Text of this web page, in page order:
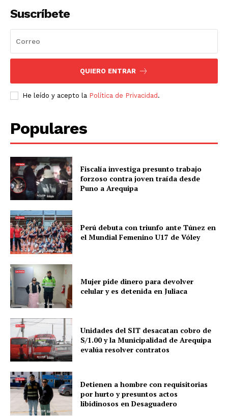
Suscríbete
QUIERO ENTRAR
He leído y acepto la Política de Privacidad.
Populares
Fiscalía investiga presunto trabajo
forzoso contra joven traída desde
Puno a Arequipa
Perú debuta con triunfo ante Túnez en
el Mundial Femenino U17 de Vóley
Mujer pide dinero para devolver
celular y es detenida en Juliaca
Unidades del SIT desacatan cobro de
S/1.00 y la Municipalidad de Arequipa
evalúa resolver contratos
Detienen a hombre con requisitorias
por hurto y presuntos actos
libidinosos en Desaguadero